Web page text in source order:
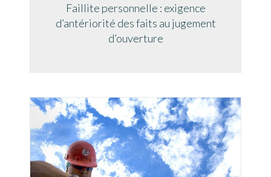
Faillite personnelle : exigence
d’antériorité des faits au jugement
d’ouverture